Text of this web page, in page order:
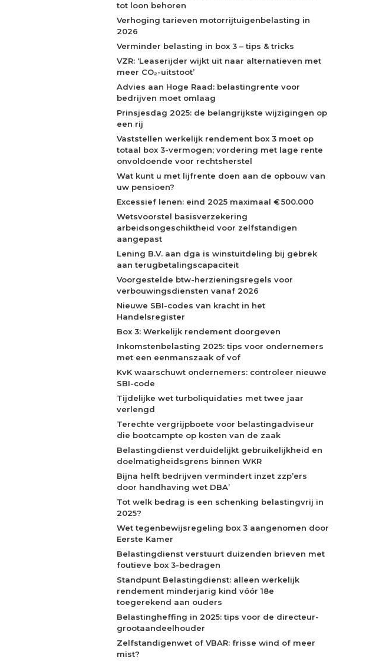
tot loon behoren
Verhoging tarieven motorrijtuigenbelasting in
2026
Verminder belasting in box 3 – tips & tricks
VZR: ‘Leaserijder wijkt uit naar alternatieven met
meer CO₂-uitstoot’
Advies aan Hoge Raad: belastingrente voor
bedrijven moet omlaag
Prinsjesdag 2025: de belangrijkste wijzigingen op
een rij
Vaststellen werkelijk rendement box 3 moet op
totaal box 3-vermogen; vordering met lage rente
onvoldoende voor rechtsherstel
Wat kunt u met lijfrente doen aan de opbouw van
uw pensioen?
Excessief lenen: eind 2025 maximaal € 500.000
Wetsvoorstel basisverzekering
arbeidsongeschiktheid voor zelfstandigen
aangepast
Lening B.V. aan dga is winstuitdeling bij gebrek
aan terugbetalingscapaciteit
Voorgestelde btw-herzieningsregels voor
verbouwingsdiensten vanaf 2026
Nieuwe SBI-codes van kracht in het
Handelsregister
Box 3: Werkelijk rendement doorgeven
Inkomstenbelasting 2025: tips voor ondernemers
met een eenmanszaak of vof
KvK waarschuwt ondernemers: controleer nieuwe
SBI-code
Tijdelijke wet turboliquidaties met twee jaar
verlengd
Terechte vergrijpboete voor belastingadviseur
die bootcampte op kosten van de zaak
Belastingdienst verduidelijkt gebruikelijkheid en
doelmatigheidsgrens binnen WKR
Bijna helft bedrijven vermindert inzet zzp’ers
door handhaving wet DBA’
Tot welk bedrag is een schenking belastingvrij in
2025?
Wet tegenbewijsregeling box 3 aangenomen door
Eerste Kamer
Belastingdienst verstuurt duizenden brieven met
foutieve box 3-bedragen
Standpunt Belastingdienst: alleen werkelijk
rendement minderjarig kind vóór 18e
toegerekend aan ouders
Belastingheffing in 2025: tips voor de directeur-
grootaandeelhouder
Zelfstandigenwet of VBAR: frisse wind of meer
mist?